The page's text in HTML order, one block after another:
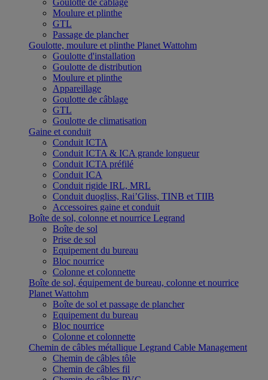
Goulotte de câblage
Moulure et plinthe
GTL
Passage de plancher
Goulotte, moulure et plinthe Planet Wattohm
Goulotte d'installation
Goulotte de distribution
Moulure et plinthe
Appareillage
Goulotte de câblage
GTL
Goulotte de climatisation
Gaine et conduit
Conduit ICTA
Conduit ICTA & ICA grande longueur
Conduit ICTA préfilé
Conduit ICA
Conduit rigide IRL, MRL
Conduit duogliss, Rai’Gliss, TINB et TIIB
Accessoires gaine et conduit
Boîte de sol, colonne et nourrice Legrand
Boîte de sol
Prise de sol
Equipement du bureau
Bloc nourrice
Colonne et colonnette
Boîte de sol, équipement de bureau, colonne et nourrice
Planet Wattohm
Boîte de sol et passage de plancher
Equipement du bureau
Bloc nourrice
Colonne et colonnette
Chemin de câbles métallique Legrand Cable Management
Chemin de câbles tôle
Chemin de câbles fil